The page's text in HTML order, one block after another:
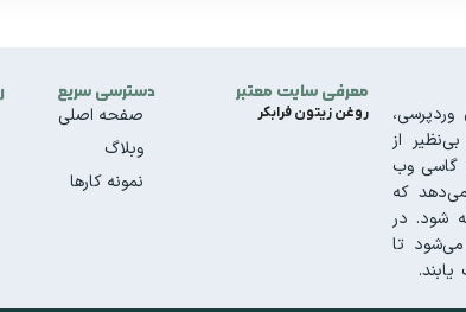
از
گاسی وب
می‌دهد که
شود. در
تا
معرفی سایت معتبر
روغن زیتون فرابکر
دسترسی سریع
صفحه اصلی
وبلاگ
نمونه کارها